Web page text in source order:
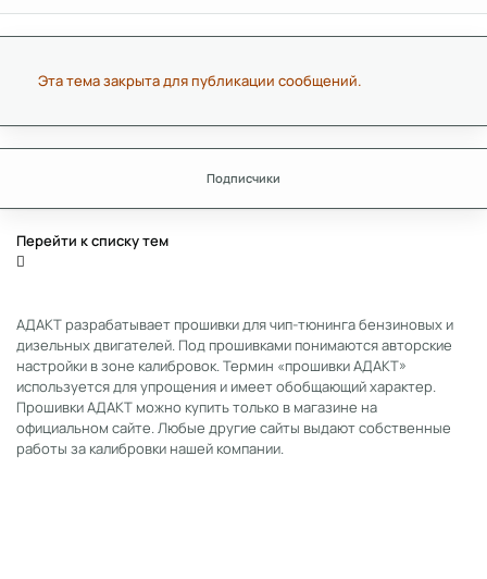
Эта тема закрыта для публикации сообщений.
Подписчики
Перейти к списку тем
АДАКТ разрабатывает прошивки для чип-тюнинга бензиновых и
дизельных двигателей. Под прошивками понимаются авторские
настройки в зоне калибровок. Термин «прошивки АДАКТ»
используется для упрощения и имеет обобщающий характер.
Прошивки АДАКТ можно купить только в магазине на
официальном сайте. Любые другие сайты выдают собственные
работы за калибровки нашей компании.